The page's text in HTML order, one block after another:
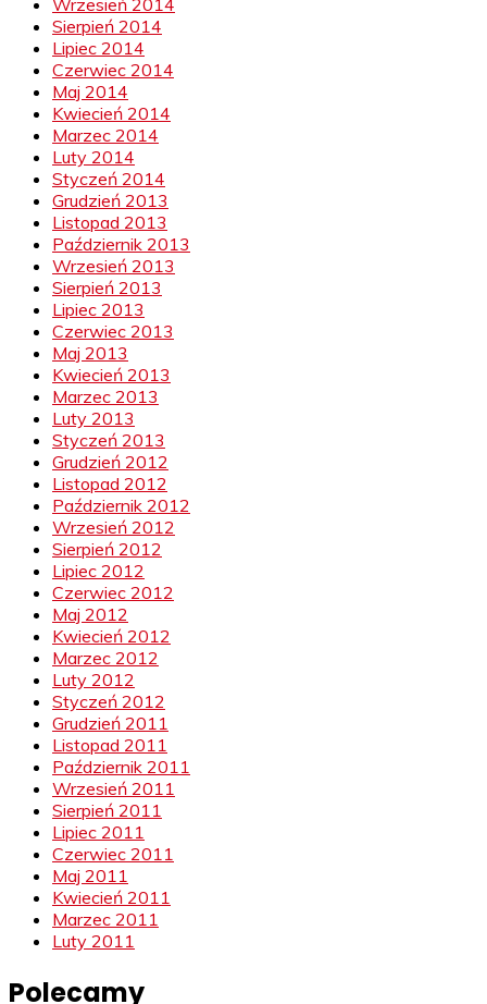
Wrzesień 2014
Sierpień 2014
Lipiec 2014
Czerwiec 2014
Maj 2014
Kwiecień 2014
Marzec 2014
Luty 2014
Styczeń 2014
Grudzień 2013
Listopad 2013
Październik 2013
Wrzesień 2013
Sierpień 2013
Lipiec 2013
Czerwiec 2013
Maj 2013
Kwiecień 2013
Marzec 2013
Luty 2013
Styczeń 2013
Grudzień 2012
Listopad 2012
Październik 2012
Wrzesień 2012
Sierpień 2012
Lipiec 2012
Czerwiec 2012
Maj 2012
Kwiecień 2012
Marzec 2012
Luty 2012
Styczeń 2012
Grudzień 2011
Listopad 2011
Październik 2011
Wrzesień 2011
Sierpień 2011
Lipiec 2011
Czerwiec 2011
Maj 2011
Kwiecień 2011
Marzec 2011
Luty 2011
Polecamy